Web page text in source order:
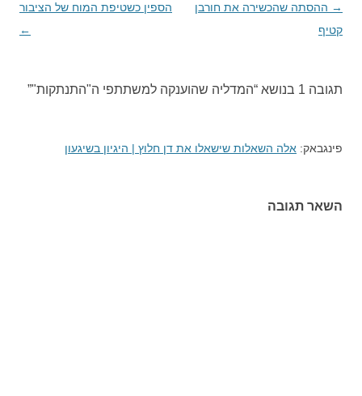
ניווט
בפוסטים
→ ההסתה שהכשירה את חורבן
קטיף
הספין כשטיפת המוח של הציבור
←
תגובה 1 בנושא “ המדליה שהוענקה למשתתפי ה"התנתקות"”
פינגבאק: אלה השאלות שישאלו את דן חלוץ | היגיון בשיגעון
השאר תגובה